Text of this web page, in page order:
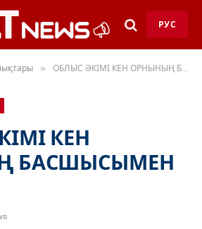
РУС
» ОБЛЫС ӘКІМІ КЕН ОРНЫНЫҢ БАСШЫСЫМЕН КЕЗДЕСТІ
КЕН
БАСШЫСЫМЕН